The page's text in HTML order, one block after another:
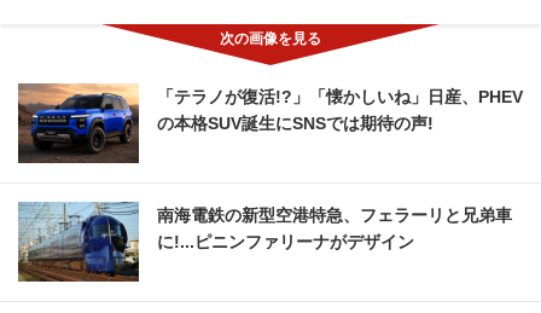
「テラノが復活!?」「懐かしいね」日産、PHEV
の本格SUV誕生にSNSでは期待の声!
南海電鉄の新型空港特急、フェラーリと兄弟車
に!...ピニンファリーナがデザイン